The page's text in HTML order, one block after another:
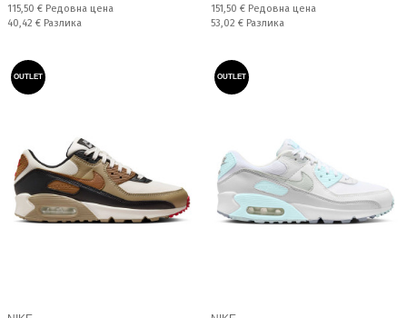
Редовна цена:
115,50 € Редовна цена
Спестявате:
40,42 € Разлика
Редовна цена:
151,50 € Редовна цена
Спестявате:
53,02 € Разлика
OUTLET OUTLET